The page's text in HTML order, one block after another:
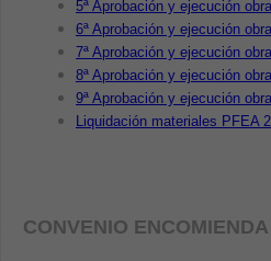
5ª Aprobación y ejecución
6ª Aprobación y ejecución
7ª Aprobación y ejecución
8ª Aprobación y ejecución
9ª Aprobación y ejecución
Liquidación materiales PFEA
CONVENIO